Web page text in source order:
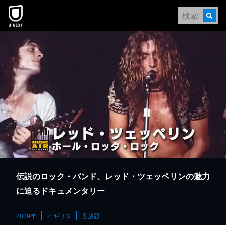
本文へスキップ
伝説のロック・バンド、レッド・ツェッペリンの魅力
に迫るドキュメンタリー
2019年 イギリス 見放題